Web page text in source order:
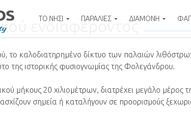
ΤΟ ΝΗΣΙ ΠΑΡΑΛΙΕΣ ΔΙΑΜΟΝΗ
ενδιαφέροντος
το καλοδιατηρημένο δίκτυο των παλαιών
της ιστορικής φυσιογνωμίας της Φολεγάνδρου.
μήκους 20 χιλιομέτρων, διατρέχει μεγάλο μέρος
σημεία ή καταλήγουν σε προορισμούς